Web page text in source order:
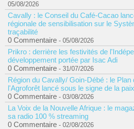
05/08/2026
Cavally : le Conseil du Café-Cacao
régionale de sensibilisation sur le
traçabilité
0 Commentaire - 05/08/2026
Prikro : derrière les festivités de
développement portée par Isac Adi
0 Commentaire - 31/07/2026
Région du Cavally/ Goin-Débé : le
l'Agroforêt lancé sous le signe de la
0 Commentaire - 03/08/2026
La Voix de la Nouvelle Afrique : le
sa radio 100 % streaming
0 Commentaire - 02/08/2026